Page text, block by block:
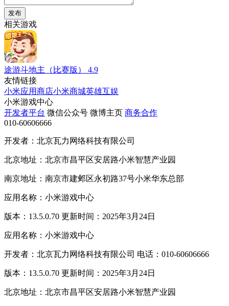
发布
相关游戏
途游斗地主（比赛版）
4.9
友情链接
小米应用商店小米商城英雄互娱
小米游戏中心
开发者平台 微信公众号 微博主页 商务合作
010-60606666
开发者：北京瓦力网络科技有限公司
北京地址：北京市昌平区安居路小米智慧产业园
南京地址：南京市建邺区永初路37号小米华东总部
应用名称：小米游戏中心
版本：13.5.0.70 更新时间：2025年3月24日
应用名称：小米游戏中心
开发者：北京瓦力网络科技有限公司 电话：010-60606666
版本：13.5.0.70 更新时间：2025年3月24日
北京地址：北京市昌平区安居路小米智慧产业园